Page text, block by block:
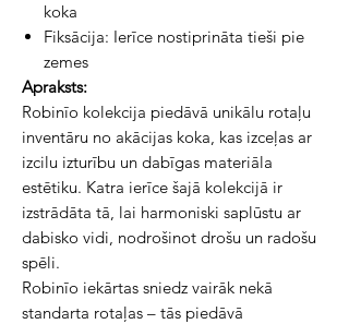
koka
Fiksācija: Ierīce nostiprināta tieši pie
zemes
Apraksts:
Robinīo kolekcija piedāvā unikālu rotaļu
inventāru no akācijas koka, kas izceļas ar
izcilu izturību un dabīgas materiāla
estētiku. Katra ierīce šajā kolekcijā ir
izstrādāta tā, lai harmoniski saplūstu ar
dabisko vidi, nodrošinot drošu un radošu
spēli.
Robinīo iekārtas sniedz vairāk nekā
standarta rotaļas – tās piedāvā